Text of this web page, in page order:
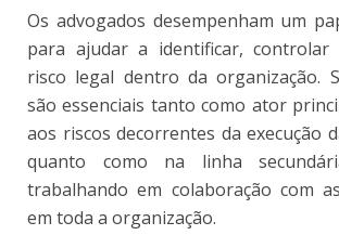
Os advogados desempenham um
para ajudar a identificar,
risco legal dentro da organização.
são essenciais tanto como ator
aos riscos decorrentes da execução
quanto como na linha
trabalhando em colaboração com
em toda a organização.